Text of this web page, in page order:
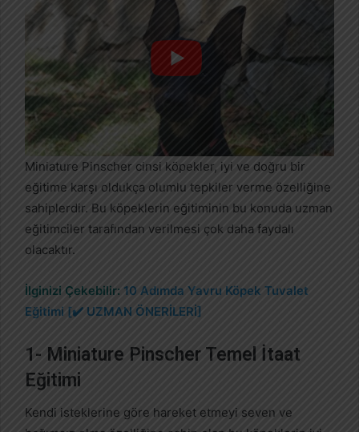
Miniature Pinscher cinsi köpekler, iyi ve doğru bir
eğitime karşı oldukça olumlu tepkiler verme özelliğine
sahiplerdir. Bu köpeklerin eğitiminin bu konuda uzman
eğitimciler tarafından verilmesi çok daha faydalı
olacaktır.
İlginizi Çekebilir: 10 Adımda Yavru Köpek Tuvalet
Eğitimi [✔️ UZMAN ÖNERİLERİ]
1- Miniature Pinscher Temel İtaat
Eğitimi
Kendi isteklerine göre hareket etmeyi seven ve